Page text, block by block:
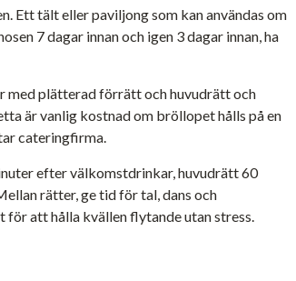
Ett tält eller paviljong som kan användas om
7 dagar innan och igen 3 dagar innan, ha
med plätterad förrätt och huvudrätt och
är vanlig kostnad om bröllopet hålls på en
cateringfirma.
efter välkomstdrinkar, huvudrätt 60
rätter, ge tid för tal, dans och
att hålla kvällen flytande utan stress.